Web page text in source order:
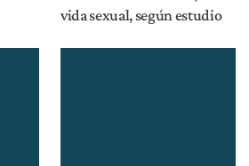
vida sexual, según estudio